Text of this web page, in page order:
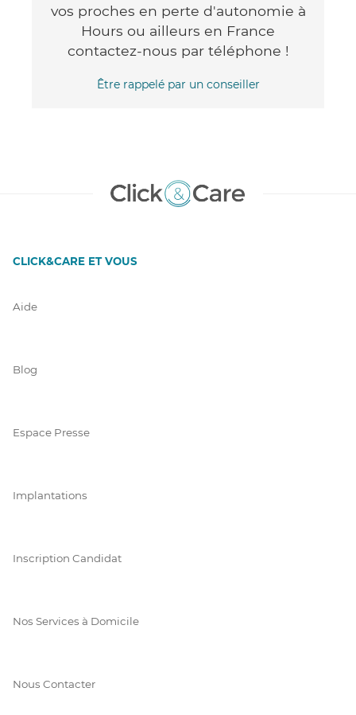
vos proches en perte d'autonomie à
Hours ou ailleurs en France
contactez-nous par téléphone !
Être rappelé par un conseiller
CLICK&CARE ET VOUS
Aide
Blog
Espace Presse
Implantations
Inscription Candidat
Nos Services à Domicile
Nous Contacter